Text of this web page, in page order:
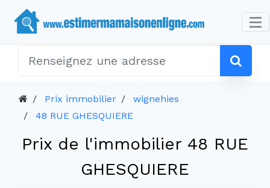
Prix immobilier
wignehies
48 RUE GHESQUIERE
Prix de l'immobilier 48 RUE
GHESQUIERE